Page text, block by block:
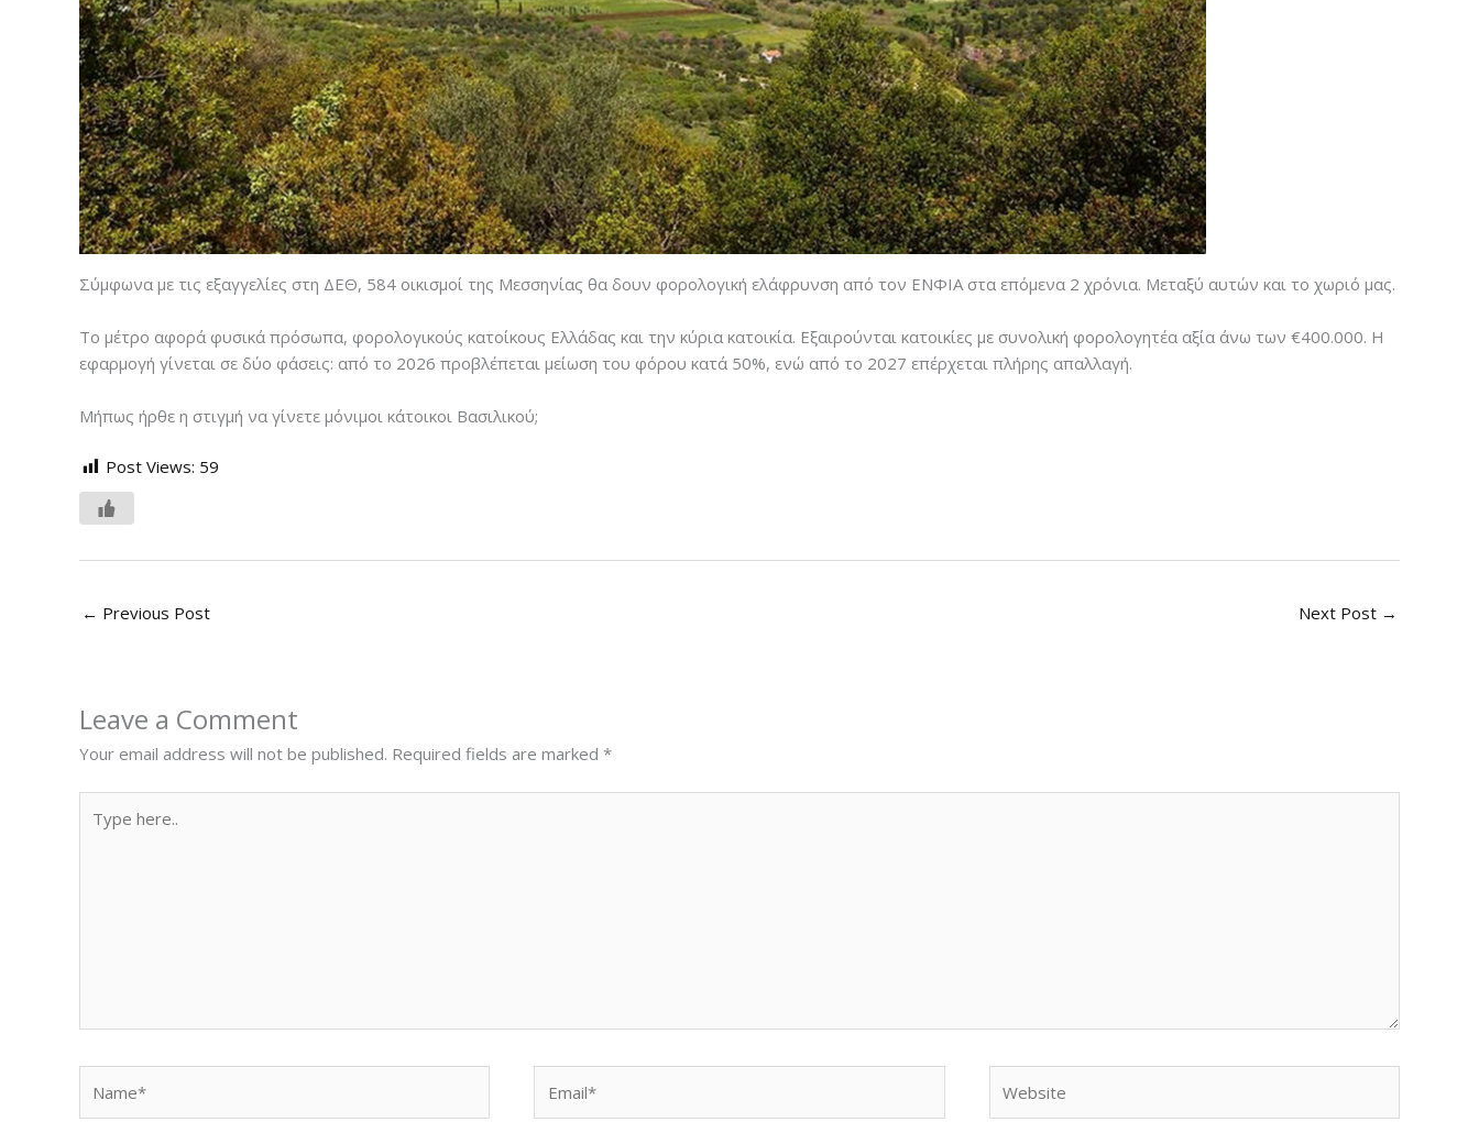
Σύμφωνα με τις εξαγγελίες στη ΔΕΘ, 584 οικισμοί της Μεσσηνίας θα δουν φορολογική ελάφρυνση από τον ΕΝΦΙΑ στα επόμενα 2 χρόνια. Μεταξύ αυτών και το χωριό μας.
Το μέτρο αφορά φυσικά πρόσωπα, φορολογικούς κατοίκους Ελλάδας και την κύρια κατοικία. Εξαιρούνται κατοικίες με συνολική φορολογητέα αξία άνω των €400.000. Η
εφαρμογή γίνεται σε δύο φάσεις: από το 2026 προβλέπεται μείωση του φόρου κατά 50%, ενώ από το 2027 επέρχεται πλήρης απαλλαγή.
Μήπως ήρθε η στιγμή να γίνετε μόνιμοι κάτοικοι Βασιλικού;
Post Views: 59
← Previous Post Next Post →
Leave a Comment
Your email address will not be published. Required fields are marked *
here..